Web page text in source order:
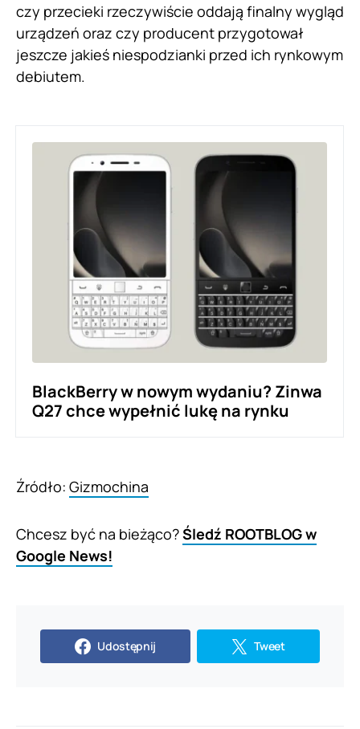
czy przecieki rzeczywiście oddają finalny wygląd
urządzeń oraz czy producent przygotował
jeszcze jakieś niespodzianki przed ich rynkowym
debiutem.
BlackBerry w nowym wydaniu? Zinwa
Q27 chce wypełnić lukę na rynku
Źródło: Gizmochina
Chcesz być na bieżąco?Śledź ROOTBLOG w
Google News!
Udostępnij Tweet